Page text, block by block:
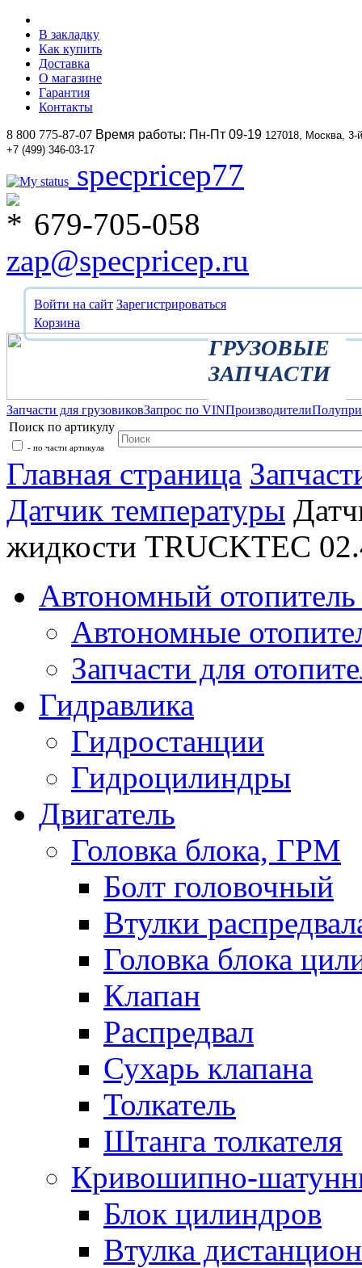
В закладку
Как купить
Доставка
О магазине
Гарантия
Контакты
8 800 775-87-07 Время работы: Пн-Пт 09-19 127018, Москва,
+7 (499) 346-03-17
specpricep77
679-705-058
zap@specpricep.ru
Войти на сайт Зарегистрироваться
Корзина
ГРУЗОВЫЕ
ЗАПЧАСТИ
Запчасти для грузовиковЗапрос по VINПроизводители
Поиск по артикулу
- по части артикула
Главная страница
Датчик температуры
жидкости TRUCKTEC
Автономный отопитель
Автономные
Запчасти для
Гидравлика
Гидростанции
Гидроцилиндры
Двигатель
Головка блока, ГРМ
Болт головочный
Втулки
Головка блока
Клапан
Распредвал
Сухарь клапана
Толкатель
Штанга толкателя
Кривошипно-
Блок цилиндров
Втулка